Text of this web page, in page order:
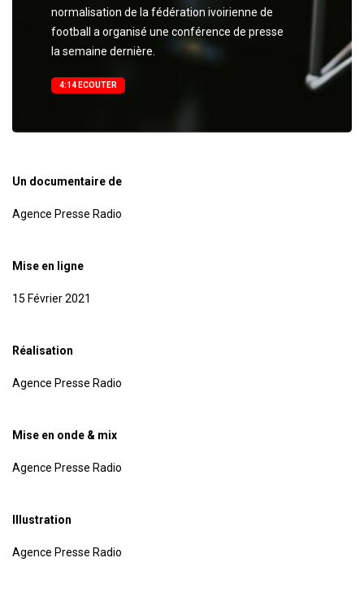
normalisation de la fédération ivoirienne de
football a organisé une conférence de presse
la semaine dernière.
4:14 ECOUTER
Un documentaire de
Agence Presse Radio
Mise en ligne
15 Février 2021
Réalisation
Agence Presse Radio
Mise en onde & mix
Agence Presse Radio
Illustration
Agence Presse Radio